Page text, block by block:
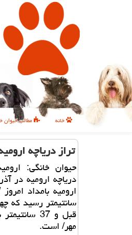
خانه مطالب حیوان
تراز دریاچه
حیوان خانگی:
دریاچه ارومیه در
سانتیمتر رسید كه
قبل و 37
مهر/ است.